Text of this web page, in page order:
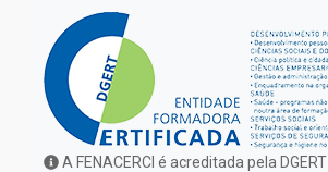
A FENACERCI é acreditada pela DGERT